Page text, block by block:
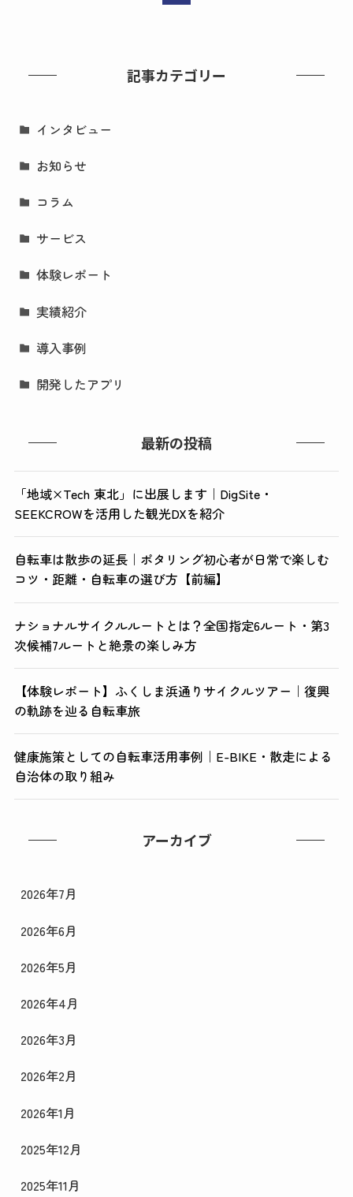
記事カテゴリー
インタビュー
お知らせ
コラム
サービス
体験レポート
実績紹介
導入事例
開発したアプリ
最新の投稿
「地域×Tech 東北」に出展します｜DigSite・
SEEKCROWを活用した観光DXを紹介
自転車は散歩の延長｜ポタリング初心者が日常で楽しむ
コツ・距離・自転車の選び方【前編】
ナショナルサイクルルートとは？全国指定6ルート・第3
次候補7ルートと絶景の楽しみ方
【体験レポート】ふくしま浜通りサイクルツアー｜復興
の軌跡を辿る自転車旅
健康施策としての自転車活用事例｜E-BIKE・散走による
自治体の取り組み
アーカイブ
2026年7月
2026年6月
2026年5月
2026年4月
2026年3月
2026年2月
2026年1月
2025年12月
2025年11月